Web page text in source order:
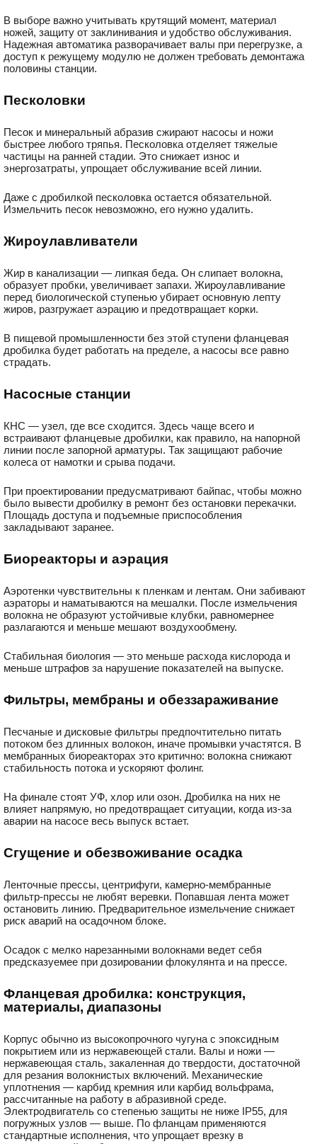
В выборе важно учитывать крутящий момент, материал
ножей, защиту от заклинивания и удобство обслуживания.
Надежная автоматика разворачивает валы при перегрузке, а
доступ к режущему модулю не должен требовать демонтажа
половины станции.
Песколовки
Песок и минеральный абразив сжирают насосы и ножи
быстрее любого тряпья. Песколовка отделяет тяжелые
частицы на ранней стадии. Это снижает износ и
энергозатраты, упрощает обслуживание всей линии.
Даже с дробилкой песколовка остается обязательной.
Измельчить песок невозможно, его нужно удалить.
Жироулавливатели
Жир в канализации — липкая беда. Он слипает волокна,
образует пробки, увеличивает запахи. Жироулавливание
перед биологической ступенью убирает основную лепту
жиров, разгружает аэрацию и предотвращает корки.
В пищевой промышленности без этой ступени фланцевая
дробилка будет работать на пределе, а насосы все равно
страдать.
Насосные станции
КНС — узел, где все сходится. Здесь чаще всего и
встраивают фланцевые дробилки, как правило, на напорной
линии после запорной арматуры. Так защищают рабочие
колеса от намотки и срыва подачи.
При проектировании предусматривают байпас, чтобы можно
было вывести дробилку в ремонт без остановки перекачки.
Площадь доступа и подъемные приспособления
закладывают заранее.
Биореакторы и аэрация
Аэротенки чувствительны к пленкам и лентам. Они забивают
аэраторы и наматываются на мешалки. После измельчения
волокна не образуют устойчивые клубки, равномернее
разлагаются и меньше мешают воздухообмену.
Стабильная биология — это меньше расхода кислорода и
меньше штрафов за нарушение показателей на выпуске.
Фильтры, мембраны и обеззараживание
Песчаные и дисковые фильтры предпочтительно питать
потоком без длинных волокон, иначе промывки участятся. В
мембранных биореакторах это критично: волокна снижают
стабильность потока и ускоряют фолинг.
На финале стоят УФ, хлор или озон. Дробилка на них не
влияет напрямую, но предотвращает ситуации, когда из-за
аварии на насосе весь выпуск встает.
Сгущение и обезвоживание осадка
Ленточные прессы, центрифуги, камерно-мембранные
фильтр-прессы не любят веревки. Попавшая лента может
остановить линию. Предварительное измельчение снижает
риск аварий на осадочном блоке.
Осадок с мелко нарезанными волокнами ведет себя
предсказуемее при дозировании флокулянта и на прессе.
Фланцевая дробилка: конструкция,
материалы, диапазоны
Корпус обычно из высокопрочного чугуна с эпоксидным
покрытием или из нержавеющей стали. Валы и ножи —
нержавеющая сталь, закаленная до твердости, достаточной
для резания волокнистых включений. Механические
уплотнения — карбид кремния или карбид вольфрама,
рассчитанные на работу в абразивной среде.
Электродвигатель со степенью защиты не ниже IP55, для
погружных узлов — выше. По фланцам применяются
стандартные исполнения, что упрощает врезку в